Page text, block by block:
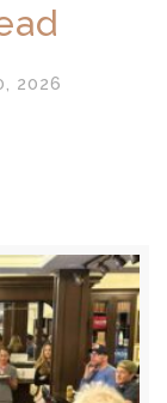
2026